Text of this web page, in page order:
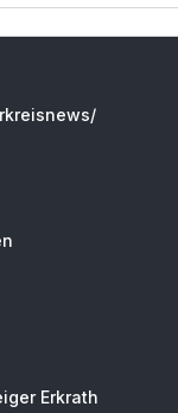
Erkrath